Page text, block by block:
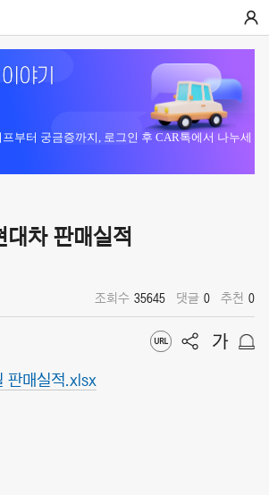
부터 궁금증까지, 로그인 후 CAR톡에서 나누세
대차 판매실적
조회수 35645 댓글 0 추천 0
판매실적.xlsx